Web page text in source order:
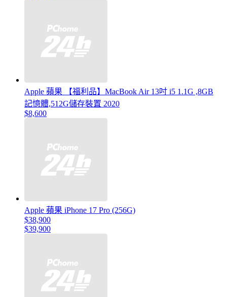
Apple 蘋果 【福利品】MacBook Air 13吋 i5 1.1G ,8GB
記憶體,512G儲存裝置 2020
$8,600
Apple 蘋果 iPhone 17 Pro (256G)
$38,900
$39,900